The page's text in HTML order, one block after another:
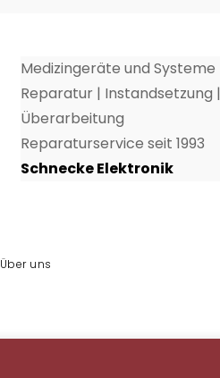
Medizingeräte und Systeme
Reparatur | Instandsetzung |
Überarbeitung
Reparaturservice seit 1993
Schnecke Elektronik
Über uns